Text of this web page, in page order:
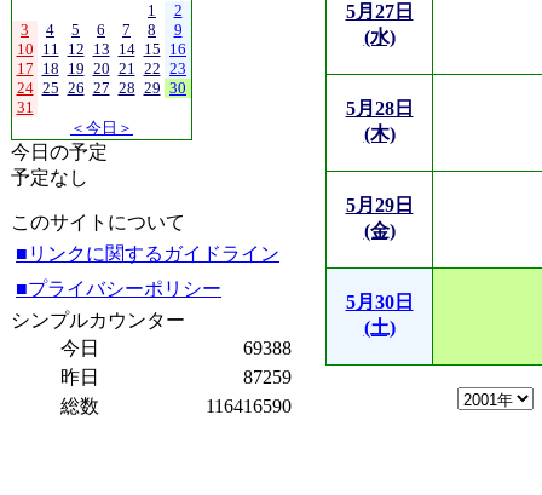
1
2
3
4 5 6 7 8
9
10 11 12 13 14 15 16
17 18 19 20 21 22 23
24 25 26 27 28 29 30
31
＜今日＞
今日の予定
予定なし
このサイトについて
■リンクに関するガイドライン
■プライバシーポリシー
シンプルカウンター
今日
69388
昨日
87259
総数
116416590
5月27日
(水)
5月28日
(木)
5月29日
(金)
5月30日
(土)